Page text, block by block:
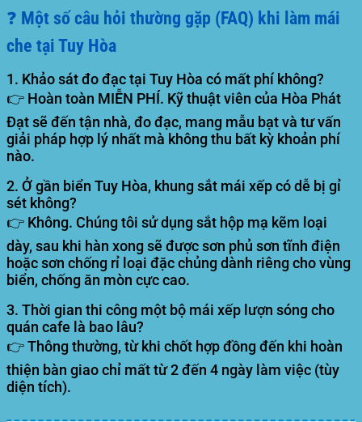
❓ Một số câu hỏi thường gặp (FAQ) khi làm mái
che tại Tuy Hòa
1. Khảo sát đo đạc tại Tuy Hòa có mất phí không?
👉 Hoàn toàn MIỄN PHÍ. Kỹ thuật viên của Hòa Phát
Đạt sẽ đến tận nhà, đo đạc, mang mẫu bạt và tư vấn
giải pháp hợp lý nhất mà không thu bất kỳ khoản phí
nào.
2. Ở gần biển Tuy Hòa, khung sắt mái xếp có dễ bị gỉ
sét không?
👉 Không. Chúng tôi sử dụng sắt hộp mạ kẽm loại
dày, sau khi hàn xong sẽ được sơn phủ sơn tĩnh điện
hoặc sơn chống rỉ loại đặc chủng dành riêng cho vùng
biển, chống ăn mòn cực cao.
3. Thời gian thi công một bộ mái xếp lượn sóng cho
quán cafe là bao lâu?
👉 Thông thường, từ khi chốt hợp đồng đến khi hoàn
thiện bàn giao chỉ mất từ 2 đến 4 ngày làm việc (tùy
diện tích).